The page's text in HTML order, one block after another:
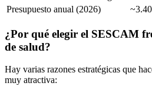
Presupuesto anual (2026)
¿Por qué elegir el SESCAM
de salud?
Hay varias razones estratégicas que
muy atractiva: